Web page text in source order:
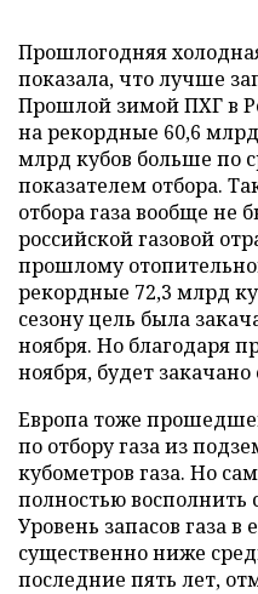
Прошлогодняя
показала, что лучше
Прошлой зимой ПХГ в
на рекордные 60,6
млрд кубов больше по
показателем отбора.
отбора газа вообще не
российской газовой
прошлому
рекордные 72,3 млрд
сезону цель была
ноября. Но благодаря
ноября, будет
Европа тоже
по отбору газа из
кубометров газа. Но
полностью восполнить
Уровень запасов газа
существенно ниже
последние пять лет,